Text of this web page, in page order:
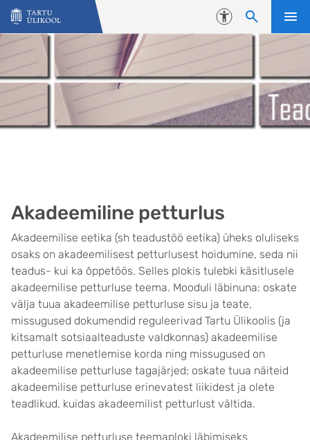
Liigu edasi põhisisu juurde
Juurdepääsetavus
Akadeemiline petturlus
Akadeemilise eetika (sh teadustöö eetika) üheks oluliseks
osaks on akadeemilisest petturlusest hoidumine, seda nii
teadus- kui ka õppetöös. Selles plokis tulebki käsitlusele
akadeemilise petturluse teema. Mooduli läbinuna: oskate
välja tuua akadeemilise petturluse sisu ja teate,
missugused dokumendid reguleerivad Tartu Ülikoolis (ja
kitsamalt sotsiaalteaduste valdkonnas) akadeemilise
petturluse menetlemise korda ning missugused on
akadeemilise petturluse tagajärjed; oskate tuua näiteid
akadeemilise petturluse erinevatest liikidest ja olete
teadlikud, kuidas akadeemilist petturlust vältida.
Akadeemilise petturluse teemaploki läbimiseks